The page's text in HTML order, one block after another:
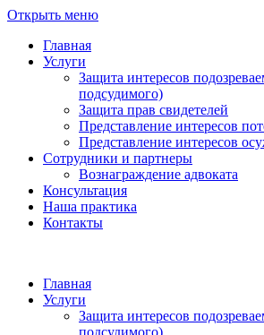
Открыть меню
Главная
Услуги
Защита интересов
подсудимого)
Защита прав свидетелей
Представление интересов
Представление интересов
Сотрудники и партнеры
Вознаграждение адвоката
Консультация
Наша практика
Контакты
Главная
Услуги
Защита интересов
подсудимого)